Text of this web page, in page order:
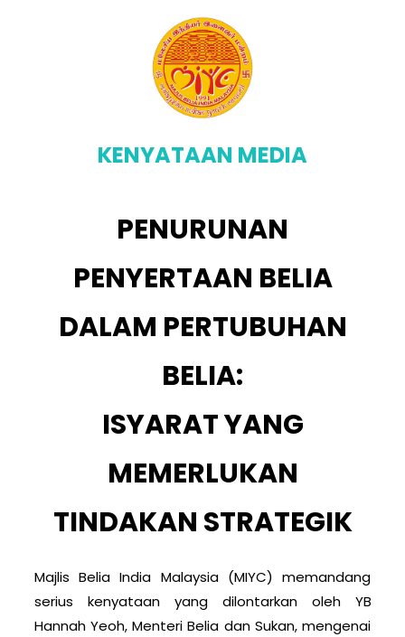
KENYATAAN MEDIA
PENURUNAN
PENYERTAAN BELIA
DALAM PERTUBUHAN
BELIA:
ISYARAT YANG
MEMERLUKAN
TINDAKAN STRATEGIK
Majlis Belia India Malaysia (MIYC) memandang
serius kenyataan yang dilontarkan oleh YB
Hannah Yeoh, Menteri Belia dan Sukan, mengenai